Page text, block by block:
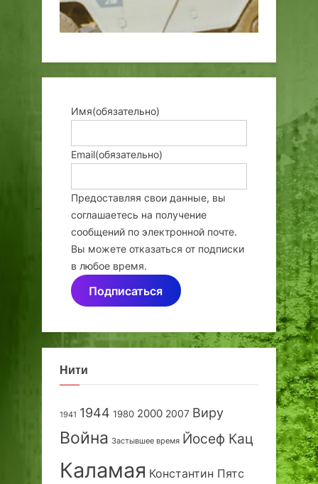
Имя(обязательно)
Email(обязательно)
Предоставляя свои данные, вы
соглашаетесь на получение
сообщений по электронной почте.
Вы можете отказаться от подписки
в любое время.
Подписаться
Нити
1941 1944 1980 2000 2007 Виру
Война Застывшее время Йосеф Кац
Каламая Константин Пятс